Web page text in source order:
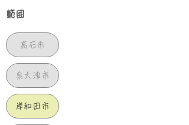
範囲
高石市
泉大津市
岸和田市